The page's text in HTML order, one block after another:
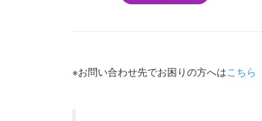
※お問い合わせ先でお困りの方へはこちら